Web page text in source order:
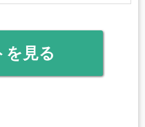
を見る